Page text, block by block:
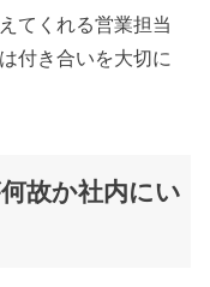
てくれる営業担当
付き合いを大切に
故か社内にい